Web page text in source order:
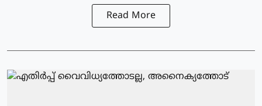
Read More